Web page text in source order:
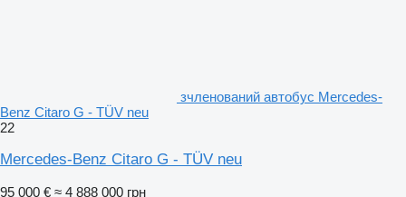
зчленований автобус Mercedes-
Benz Citaro G - TÜV neu
22
Mercedes-Benz Citaro G - TÜV neu
95 000 € ≈ 4 888 000 грн